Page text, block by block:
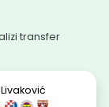
transfer
Livaković